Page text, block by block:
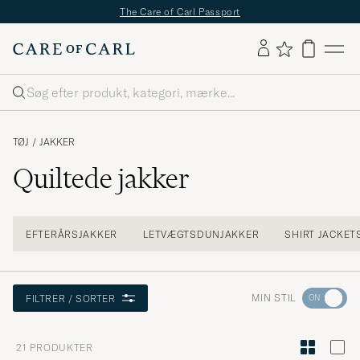
The Care of Carl Passport
Søg
TØJ / JAKKER
Quiltede jakker
EFTERÅRSJAKKER LETVÆGTSDUNJAKKER SHIRT
FILTRER / SORTER MIN STIL Gå
Stilråd
21 PRODUKTER